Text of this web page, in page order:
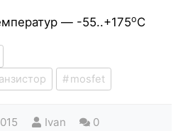
— -55..+175oC
mosfet
Ivan 0